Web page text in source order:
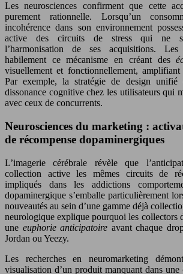
Les neurosciences confirment que cette
purement rationnelle. Lorsqu’un
incohérence dans son environnement
active des circuits de stress qui ne
l’harmonisation de ses acquisitions. Les
habilement ce mécanisme en créant des
visuellement et fonctionnellement,
Par exemple, la stratégie de design unifié
dissonance cognitive chez les utilisateurs qui
avec ceux de concurrents.
Neurosciences du marketing :
de récompense dopaminergiques
L’imagerie cérébrale révèle que
collection active les mêmes circuits de
impliqués dans les addictions
dopaminergique s’emballe particulièrement
nouveautés au sein d’une gamme déjà
neurologique explique pourquoi les collectors
une euphorie anticipatoire avant chaque
Jordan ou Yeezy.
Les recherches en neuromarketing
visualisation d’un produit manquant dans